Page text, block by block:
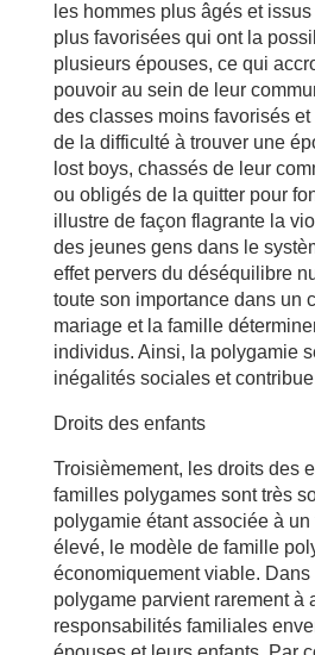
les hommes plus âgés et
plus favorisées qui ont la
plusieurs épouses, ce qui
pouvoir au sein de leur
des classes moins favorisés
de la difficulté à trouver une
lost boys, chassés de leur
ou obligés de la quitter pour
illustre de façon flagrante la
des jeunes gens dans le
effet pervers du déséquilibre
toute son importance dans un
mariage et la famille
individus. Ainsi, la polygamie
inégalités sociales et
Droits des enfants
Troisièmement, les droits des
familles polygames sont très
polygamie étant associée à
élevé, le modèle de famille
économiquement viable. Dans
polygame parvient rarement à
responsabilités familiales